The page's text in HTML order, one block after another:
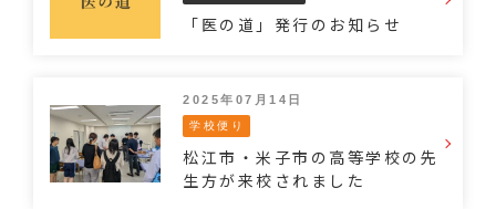
「医の道」発行のお知らせ
2025年07月14日
学校便り
松江市・米子市の高等学校の先
生方が来校されました